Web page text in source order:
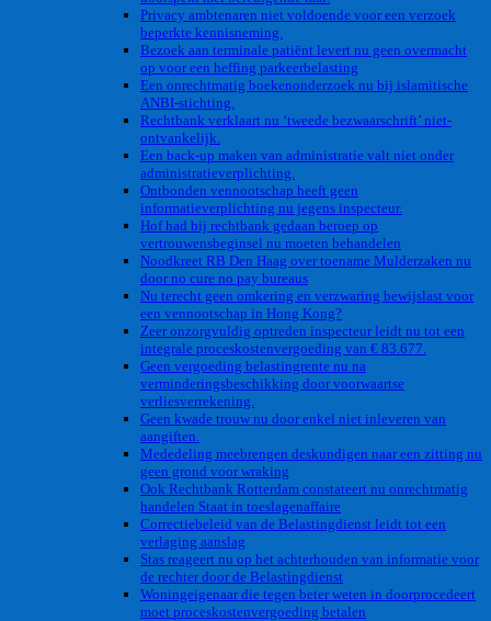
Privacy ambtenaren niet voldoende voor een verzoek
beperkte kennisneming.
Bezoek aan terminale patiënt levert nu geen overmacht
op voor een heffing parkeerbelasting
Een onrechtmatig boekenonderzoek nu bij islamitische
ANBI-stichting.
Rechtbank verklaart nu ‘tweede bezwaarschrift’ niet-
ontvankelijk.
Een back-up maken van administratie valt niet onder
administratieverplichting.
Ontbonden vennootschap heeft geen
informatieverplichting nu jegens inspecteur.
Hof had bij rechtbank gedaan beroep op
vertrouwensbeginsel nu moeten behandelen
Noodkreet RB Den Haag over toename Mulderzaken nu
door no cure no pay bureaus
Nu terecht geen omkering en verzwaring bewijslast voor
een vennootschap in Hong Kong?
Zeer onzorgvuldig optreden inspecteur leidt nu tot een
integrale proceskostenvergoeding van € 83.677.
Geen vergoeding belastingrente nu na
verminderingsbeschikking door voorwaartse
verliesverrekening.
Geen kwade trouw nu door enkel niet inleveren van
aangiften.
Mededeling meebrengen deskundigen naar een zitting nu
geen grond voor wraking
Ook Rechtbank Rotterdam constateert nu onrechtmatig
handelen Staat in toeslagenaffaire
Correctiebeleid van de Belastingdienst leidt tot een
verlaging aanslag
Stas reageert nu op het achterhouden van informatie voor
de rechter door de Belastingdienst
Woningeigenaar die tegen beter weten in doorprocedeert
moet proceskostenvergoeding betalen